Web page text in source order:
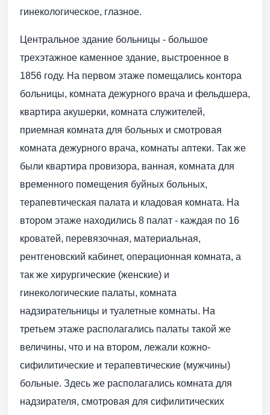
гинекологическое, глазное.
Центральное здание больницы - большое
трехэтажное каменное здание, выстроенное в
1856 году. На первом этаже помещались контора
больницы, комната дежурного врача и фельдшера,
квартира акушерки, комната служителей,
приемная комната для больных и смотровая
комната дежурного врача, комнаты аптеки. Так же
были квартира провизора, ванная, комната для
временного помещения буйных больных,
терапевтическая палата и кладовая комната. На
втором этаже находились 8 палат - каждая по 16
кроватей, перевязочная, материальная,
рентгеновский кабинет, операционная комната, а
так же хирургические (женские) и
гинекологические палаты, комната
надзирательницы и туалетные комнаты. На
третьем этаже располагались палаты такой же
величины, что и на втором, лежали кожно­
сифилитические и терапевтические (мужчины)
больные. Здесь же располагались комната для
надзирателя, смотровая для сифилитических